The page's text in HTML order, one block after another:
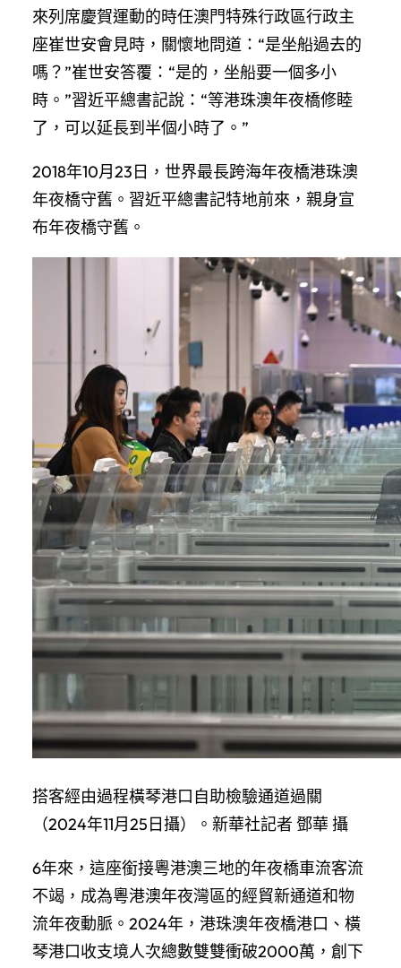
來列席慶賀運動的時任澳門特殊行政區行政主
座崔世安會見時，關懷地問道：“是坐船過去的
嗎？”崔世安答覆：“是的，坐船要一個多小
時。”習近平總書記說：“等港珠澳年夜橋修睦
了，可以延長到半個小時了。”
2018年10月23日，世界最長跨海年夜橋港珠澳
年夜橋守舊。習近平總書記特地前來，親身宣
布年夜橋守舊。
搭客經由過程橫琴港口自助檢驗通道過關
（2024年11月25日攝）。新華社記者 鄧華 攝
6年來，這座銜接粵港澳三地的年夜橋車流客流
不竭，成為粵港澳年夜灣區的經貿新通道和物
流年夜動脈。2024年，港珠澳年夜橋港口、橫
琴港口收支境人次總數雙雙衝破2000萬，創下